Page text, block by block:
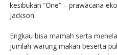
kesibukan “One” – prawacana
Jackson.
Engkau bisa mamah serta
jumlah warung makan beserta